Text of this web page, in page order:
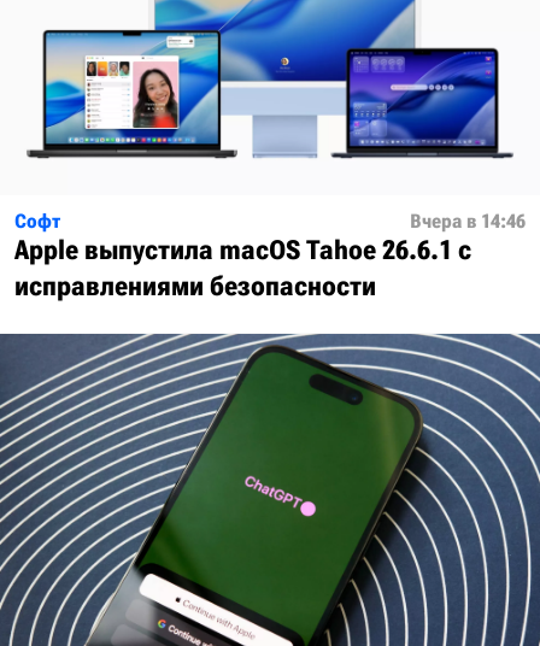
Софт Вчера в 14:46
Apple выпустила macOS Tahoe 26.6.1 с
исправлениями безопасности